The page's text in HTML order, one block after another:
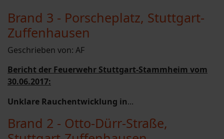
Brand 3 - Porscheplatz, Stuttgart-
Zuffenhausen
Geschrieben von: AF
Bericht der Feuerwehr Stuttgart-Stammheim vom
30.06.2017:
Unklare Rauchentwicklung in...
Brand 2 - Otto-Dürr-Straße,